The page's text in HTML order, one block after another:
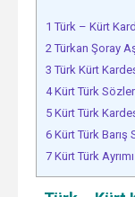
1 Türk – Kürt
2Türkan Şoray
3 Türk Kürt
4Kürt Türk
5 Kürt Türk
6 Kürt Türk Barış
7 Kürt Türk